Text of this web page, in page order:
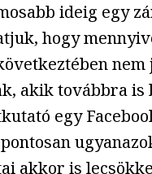
ideig egy
hogy
akik továbbra
egy
akkor is